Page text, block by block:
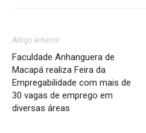
Artigo anterior
Faculdade Anhanguera de
Macapá realiza Feira da
Empregabilidade com mais de
30 vagas de emprego em
diversas áreas